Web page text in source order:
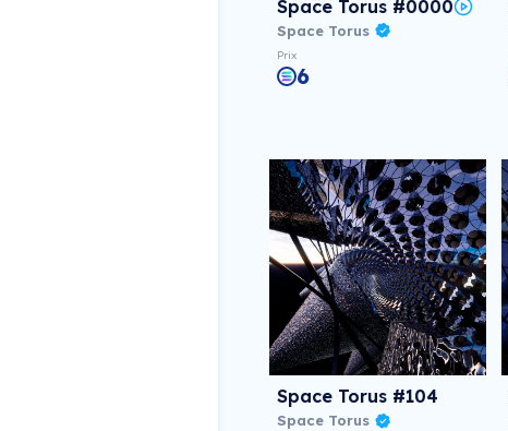
Space Torus #0000
Space Torus
Prix
6
Space Torus #104
Space Torus